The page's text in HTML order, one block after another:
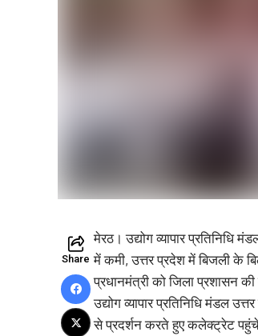
Share
मेरठ। उद्योग व्यापार प्रतिनिधि
में कमी, उत्तर प्रदेश में बिजली के
प्रधानमंत्री को जिला प्रशासन की
उद्योग व्यापार प्रतिनिधि मंडल
से प्रदर्शन करते हुए कलेक्ट्रेट पहुंचे